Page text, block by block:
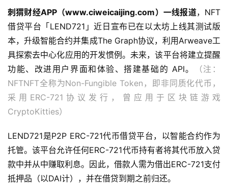
刺猬财经APP（www.ciweicaijing.com）一线报道，NFT
借贷平台「LEND721」近日宣布已在以太坊上线其测试版
本，升级智能合约并集成The Graph协议，利用Arweave工
具探索去中心化应用的开发惯例。未来，该平台将建立提醒
功能、改进用户界面和体验、搭建基础的 API。
（注：
NFTNFT全称为Non-Fungible Token，即非同质化代币，
采用ERC-721协议发行，曾应用于区块链游戏
CryptoKitties）
LEND721是P2P ERC-721代币借贷平台，以智能合约作为
托管。该平台允许任何ERC-721代币持有者将其代币放入贷
款中并从中赚取利息。因此，借款人需为借出ERC-721支付
抵押品（以DAI计），并​​在借贷到期之前归还。